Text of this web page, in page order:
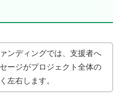
ンディングでは、支援者へ
ージがプロジェクト全体の
左右します。